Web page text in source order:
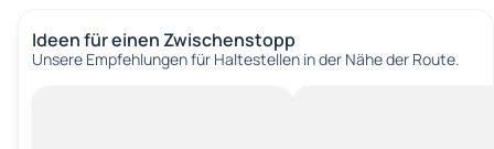
Ideen für einen Zwischenstopp
Unsere Empfehlungen für Haltestellen in der Nähe der Route.